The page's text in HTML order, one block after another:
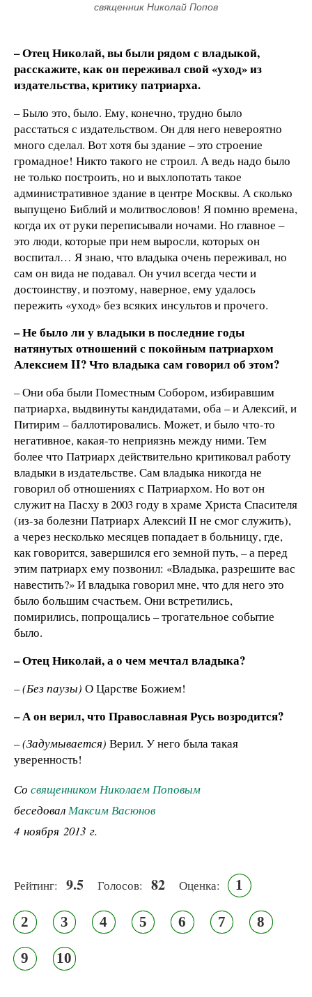
священник Николай Попов
– Отец Николай, вы были рядом с владыкой,
расскажите, как он переживал свой «уход» из
издательства, критику патриарха.
– Было это, было. Ему, конечно, трудно было
расстаться с издательством. Он для него невероятно
много сделал. Вот хотя бы здание – это строение
громадное! Никто такого не строил. А ведь надо было
не только построить, но и выхлопотать такое
административное здание в центре Москвы. А сколько
выпущено Библий и молитвословов! Я помню времена,
когда их от руки переписывали ночами. Но главное –
это люди, которые при нем выросли, которых он
воспитал… Я знаю, что владыка очень переживал, но
сам он вида не подавал. Он учил всегда чести и
достоинству, и поэтому, наверное, ему удалось
пережить «уход» без всяких инсультов и прочего.
– Не было ли у владыки в последние годы
натянутых отношений с покойным патриархом
Алексием II? Что владыка сам говорил об этом?
– Они оба были Поместным Собором, избиравшим
патриарха, выдвинуты кандидатами, оба – и Алексий, и
Питирим – баллотировались. Может, и было что-то
негативное, какая-то неприязнь между ними. Тем
более что Патриарх действительно критиковал работу
владыки в издательстве. Сам владыка никогда не
говорил об отношениях с Патриархом. Но вот он
служит на Пасху в 2003 году в храме Христа Спасителя
(из-за болезни Патриарх Алексий II не смог служить),
а через несколько месяцев попадает в больницу, где,
как говорится, завершился его земной путь, – а перед
этим патриарх ему позвонил: «Владыка, разрешите вас
навестить?» И владыка говорил мне, что для него это
было большим счастьем. Они встретились,
помирились, попрощались – трогательное событие
было.
– Отец Николай, а о чем мечтал владыка?
–(Без паузы) О Царстве Божием!
– А он верил, что Православная Русь возродится?
–(Задумывается) Верил. У него была такая
уверенность!
Со священником Николаем Поповым
беседовалМаксим Васюнов
4 ноября 2013 г.
Рейтинг: 9.5 Голосов: 82 Оценка: 1
2 3 4 5 6 7 8
9 10